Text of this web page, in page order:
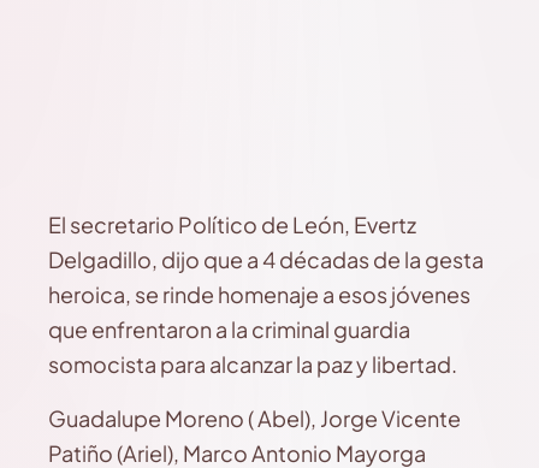
El secretario Político de León, Evertz
Delgadillo, dijo que a 4 décadas de la gesta
heroica, se rinde homenaje a esos jóvenes
que enfrentaron a la criminal guardia
somocista para alcanzar la paz y libertad.
Guadalupe Moreno ( Abel), Jorge Vicente
Patiño (Ariel), Marco Antonio Mayorga